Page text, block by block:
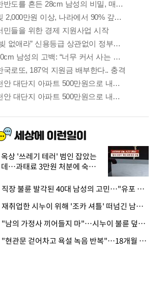
옥상 '쓰레기 테러' 범인 잡았는
데…과태료 3만원 처분에 숙박업
· 직장 불륜 발각된 40대 남성의 고민…"유포 동료 명예훼손·협박죄 고소 가능할까"
· 재취업한 시누이 위해 '조카 셔틀' 떠넘긴 남편…아내 "난 못한다"
· "남의 가정사 끼어들지 마"…시누이 불륜 덮으려는 남편에 억울한 아내
· "현관문 걷어차고 욕설 녹음 반복"…18개월 아기 키우는 집 뒤흔든 '앞집의 비극'